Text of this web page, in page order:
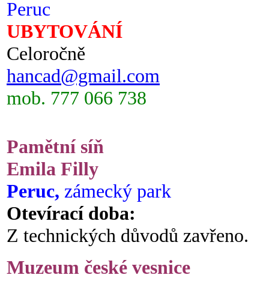
Peruc
UBYTOVÁNÍ
Celoročně
hancad@gmail.com
mob. 777 066 738
Pamětní síň
Emila Filly
Peruc, zámecký park
Otevírací doba:
Z technických důvodů zavřeno.
Muzeum české vesnice